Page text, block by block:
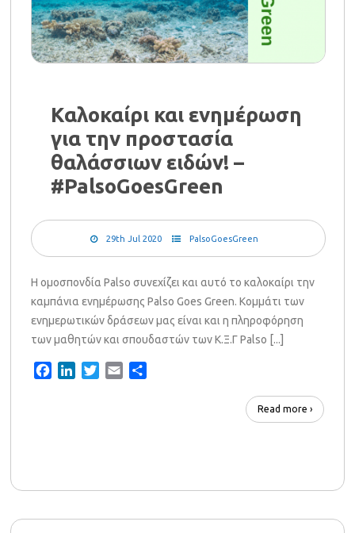
Καλοκαίρι και ενημέρωση
για την προστασία
θαλάσσιων ειδών! –
#PalsoGoesGreen
29th Jul 2020 PalsoGoesGreen
Η ομοσπονδία Palso συνεχίζει και αυτό το καλοκαίρι την
καμπάνια ενημέρωσης Palso Goes Green. Κομμάτι των
ενημερωτικών δράσεων μας είναι και η πληροφόρηση
των μαθητών και σπουδαστών των Κ.Ξ.Γ Palso [...]
FacebookLinkedInTwitterEmail
Read more ›